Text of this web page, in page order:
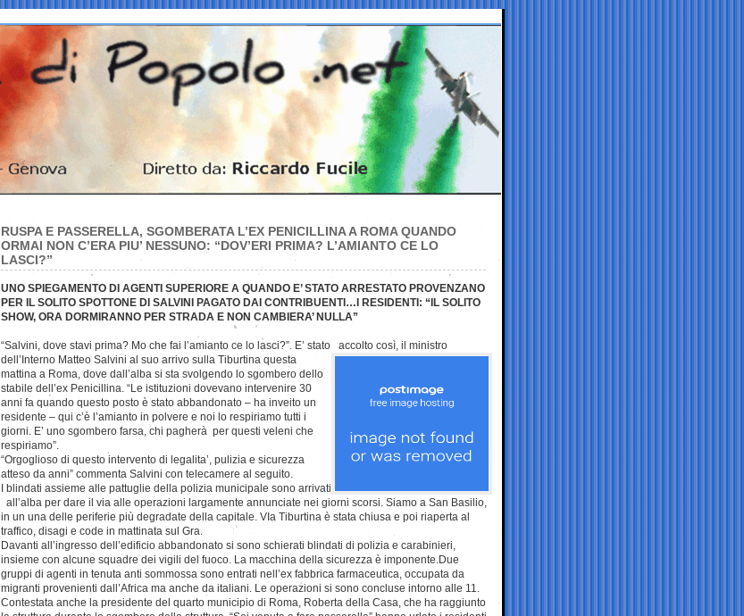
RUSPA E PASSERELLA, SGOMBERATA L’EX PENICILLINA A ROMA QUANDO
ORMAI NON C’ERA PIU’ NESSUNO: “DOV’ERI PRIMA? L’AMIANTO CE LO
LASCI?”
UNO SPIEGAMENTO DI AGENTI SUPERIORE A QUANDO E’ STATO ARRESTATO PROVENZANO
PER IL SOLITO SPOTTONE DI SALVINI PAGATO DAI CONTRIBUENTI…I RESIDENTI: “IL SOLITO
SHOW, ORA DORMIRANNO PER STRADA E NON CAMBIERA’ NULLA”
“Salvini, dove stavi prima? Mo che fai l’amianto ce lo lasci?”. E’ stato accolto così, il ministro
dell’Interno Matteo Salvini al suo arrivo sulla Tiburtina questa
mattina a Roma, dove dall’alba si sta svolgendo lo sgombero dello
stabile dell’ex Penicillina. “Le istituzioni dovevano intervenire 30
anni fa quando questo posto è stato abbandonato – ha inveito un
residente – qui c’è l’amianto in polvere e noi lo respiriamo tutti i
giorni. E’ uno sgombero farsa, chi pagherà per questi veleni che
respiriamo”.
“Orgoglioso di questo intervento di legalita’, pulizia e sicurezza
atteso da anni” commenta Salvini con telecamere al seguito.
I blindati assieme alle pattuglie della polizia municipale sono arrivati
all’alba per dare il via alle operazioni largamente annunciate nei giorni scorsi. Siamo a San Basilio,
in un una delle periferie più degradate della capitale. VIa Tiburtina è stata chiusa e poi riaperta al
traffico, disagi e code in mattinata sul Gra.
Davanti all’ingresso dell’edificio abbandonato si sono schierati blindati di polizia e carabinieri,
insieme con alcune squadre dei vigili del fuoco. La macchina della sicurezza è imponente.Due
gruppi di agenti in tenuta anti sommossa sono entrati nell’ex fabbrica farmaceutica, occupata da
migranti provenienti dall’Africa ma anche da italiani. Le operazioni si sono concluse intorno alle 11.
Contestata anche la presidente del quarto municipio di Roma, Roberta della Casa, che ha raggiunto